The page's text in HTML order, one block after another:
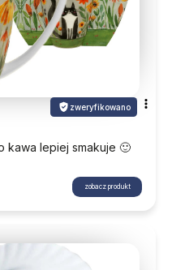
zweryfikowano
kawa lepiej smakuje 🙂
zobacz produkt